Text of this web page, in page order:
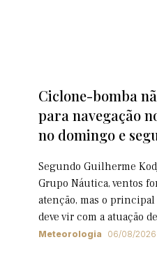
Ciclone-bomba
para navegação
no domingo e
Segundo Guilherme
Grupo Náutica, ventos
atenção, mas o
deve vir com a atuação
Meteorologia 06/08/2026